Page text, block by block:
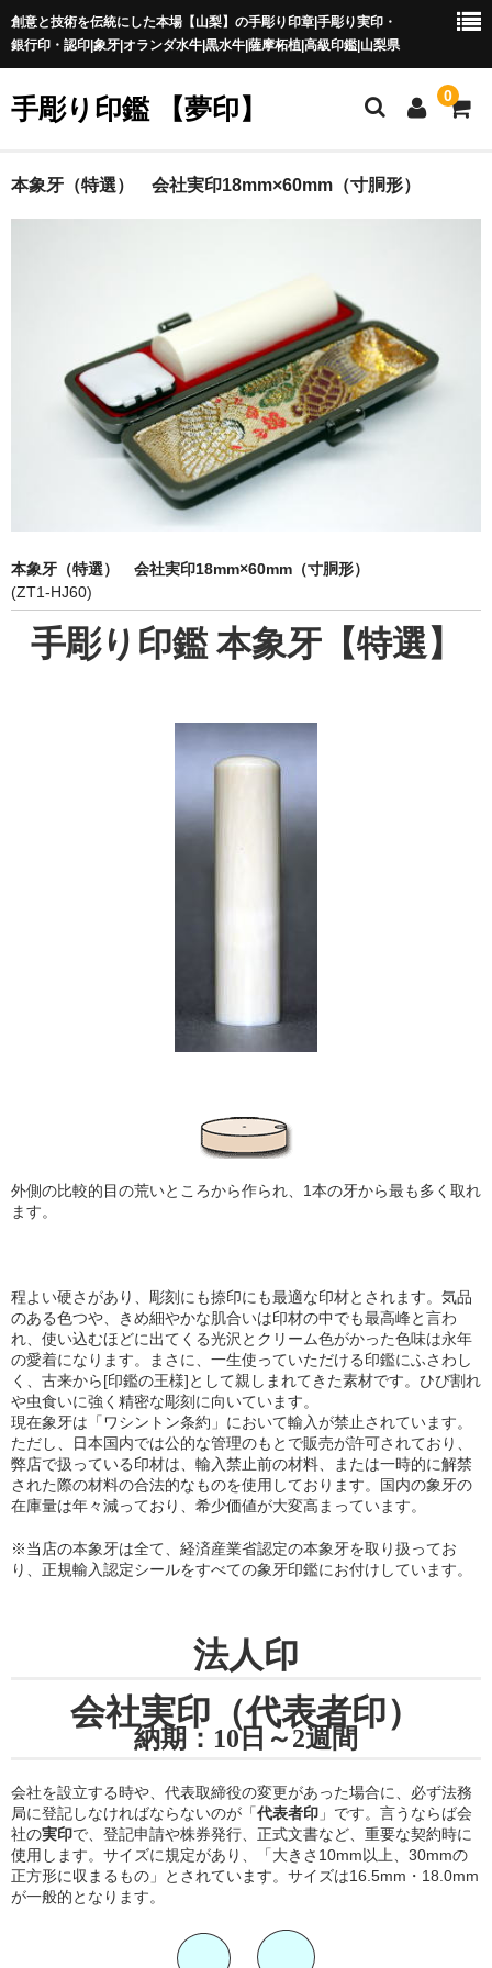
創意と技術を伝統にした本場【山梨】の手彫り印章|手彫り実印・
銀行印・認印|象牙|オランダ水牛|黒水牛|薩摩柘植|高級印鑑|山梨県
手彫り印鑑 【夢印】 0
夢印TOP
一級印章彫刻技能士
印鑑の材質
印鑑の種類
印鑑の書体
お客様の声
ご利用案内
本象牙（特選） 会社実印18mm×60mm（寸胴形）
本象牙（特選） 会社実印18mm×60mm（寸胴形）
(ZT1-HJ60)
手彫り印鑑 本象牙【特選】
外側の比較的目の荒いところから作られ、1本の牙から最も多く取れ
ます。
程よい硬さがあり、彫刻にも捺印にも最適な印材とされます。気品
のある色つや、きめ細やかな肌合いは印材の中でも最高峰と言わ
れ、使い込むほどに出てくる光沢とクリーム色がかった色味は永年
の愛着になります。まさに、一生使っていただける印鑑にふさわし
く、古来から[印鑑の王様]として親しまれてきた素材です。ひび割れ
や虫食いに強く精密な彫刻に向いています。
現在象牙は「ワシントン条約」において輸入が禁止されています。
ただし、日本国内では公的な管理のもとで販売が許可されており、
弊店で扱っている印材は、輸入禁止前の材料、または一時的に解禁
された際の材料の合法的なものを使用しております。国内の象牙の
在庫量は年々減っており、希少価値が大変高まっています。
※当店の本象牙は全て、経済産業省認定の本象牙を取り扱ってお
り
、正規輸入認定シールをすべての象牙印鑑にお付けしています。
法人印
会社実印（代表者印）
納期：10日～2週間
会社を設立する時や、代表取締役の変更があった場合に、必ず法務
局に登記しなければならないのが「代表者印 」です。言うならば会
社の実印で、登記申請や株券発行、正式文書など、重要な契約時に
使用します。サイズに規定があり、「大きさ10mm以上、30mmの
正方形に収まるもの」とされています。サイズは16.5mm・18.0mm
が一般的となります。